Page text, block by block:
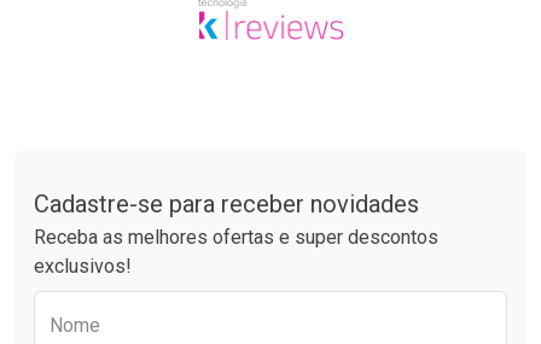
Cadastre-se para receber novidades
Receba as melhores ofertas e super descontos
exclusivos!
Nome